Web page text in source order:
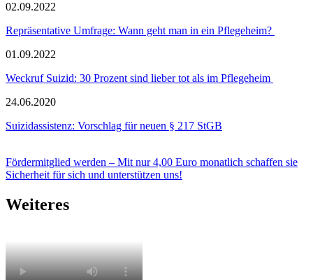
02.09.2022
Repräsentative Umfrage: Wann geht man in ein Pflegeheim?
01.09.2022
Weckruf Suizid: 30 Prozent sind lieber tot als im Pflegeheim
24.06.2020
Suizidassistenz: Vorschlag für neuen § 217 StGB
Fördermitglied werden – Mit nur 4,00 Euro monatlich schaffen sie
Sicherheit für sich und unterstützen uns!
Weiteres